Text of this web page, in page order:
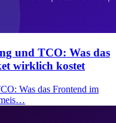
und TCO: Was das
wirklich kostet
Was das Frontend im